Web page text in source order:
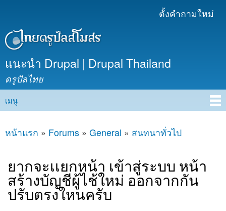
เนื้อหา
ตั้งคำถามใหม่
แนะนำ Drupal | Drupal Thailand
ดรูปัลไทย
Main menu
เมนู
คุณอยู่ที่นี่
หน้าแรก » Forums » General » สนทนาทั่วไป
ยากจะเเยกหน้า เข้าสู่ระบบ หน้า
สร้างบัญชีผู้ไช้ใหม่ ออกจากกัน
ปรับตรงใหนครับ